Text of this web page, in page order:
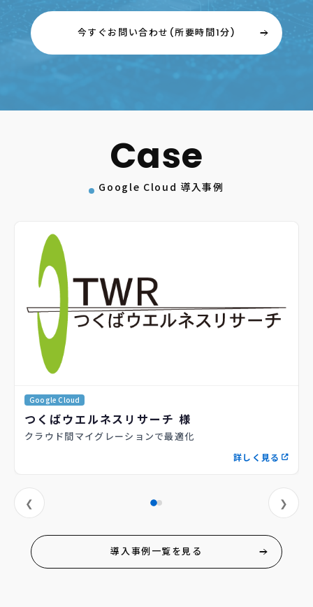
今すぐお問い合わせ(所要時間1分)
Google Cloud 導入事例
❮
Google Cloud
つくばウエルネスリサーチ 様
クラウド間マイグレーションで最適化
詳しく見る
❯
導入事例一覧を見る